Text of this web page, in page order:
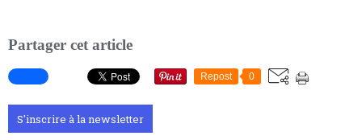
Partager cet article
Repost 0
S'inscrire à la newsletter